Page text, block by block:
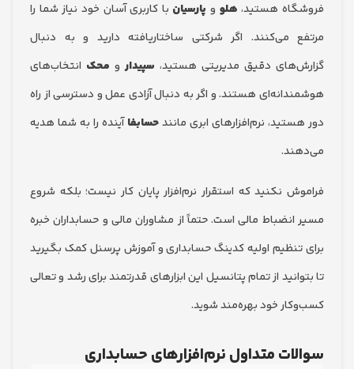
هستید،هلووپارسیانبا کاربری آسان خود نیاز شما را
می‌کنند. اگر شرکتی ساختاریافته دارید و به دنبال
دقیق مدیریتی هستید،سپیدارومحکانتخاب‌های
هستند. و اگر به دنبال آزادی عمل و دسترسی از راه
نرم‌افزارهای ابری مانندحسابفاآینده را به شما هدیه
نکنید که استقرار نرم‌افزار پایان کار نیست؛ بلکه شروع
مالی است. حتماً از مشاوران مالی و حسابداران خبره
اولیه کدینگ حسابداری و آموزش پرسنل کمک بگیرید
از تمام پتانسیل این ابزارهای قدرتمند برای رشد و تعالی
خود بهره‌مند شوید.
متداول نرم‌افزارهای حسابداری